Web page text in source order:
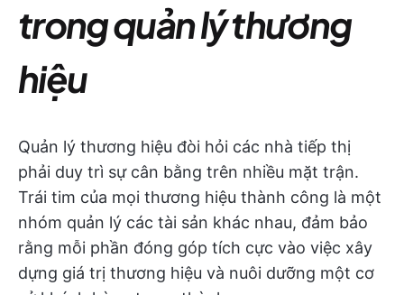
trong quản lý thương
hiệu
Quản lý thương hiệu đòi hỏi các nhà tiếp thị
phải duy trì sự cân bằng trên nhiều mặt trận.
Trái tim của mọi thương hiệu thành công là một
nhóm quản lý các tài sản khác nhau, đảm bảo
rằng mỗi phần đóng góp tích cực vào việc xây
dựng giá trị thương hiệu và nuôi dưỡng một cơ